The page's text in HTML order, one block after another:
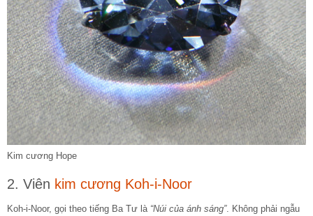
Kim cương Hope
2. Viên kim cương Koh-i-Noor
Koh-i-Noor, gọi theo tiếng Ba Tư là “Núi của ánh sáng”. Không phải ngẫu